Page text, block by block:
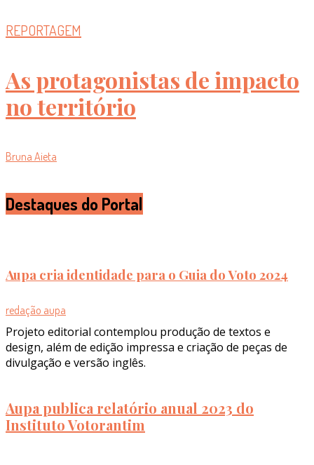
REPORTAGEM
As protagonistas de impacto
no território
Bruna Aieta
Destaques do Portal
Aupa cria identidade para o Guia do Voto 2024
redação aupa
Projeto editorial contemplou produção de textos e
design, além de edição impressa e criação de peças de
divulgação e versão inglês.
Aupa publica relatório anual 2023 do
Instituto Votorantim